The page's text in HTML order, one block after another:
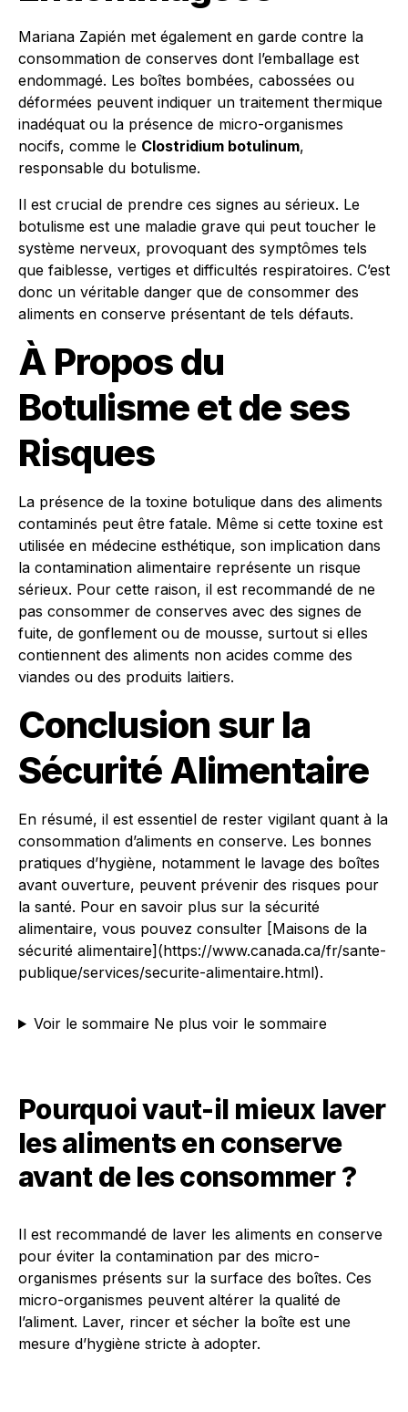
Mariana Zapién met également en garde contre la
consommation de conserves dont l’emballage est
endommagé. Les boîtes bombées, cabossées ou
déformées peuvent indiquer un traitement thermique
inadéquat ou la présence de micro-organismes
nocifs, comme le Clostridium botulinum,
responsable du botulisme.
Il est crucial de prendre ces signes au sérieux. Le
botulisme est une maladie grave qui peut toucher le
système nerveux, provoquant des symptômes tels
que faiblesse, vertiges et difficultés respiratoires. C’est
donc un véritable danger que de consommer des
aliments en conserve présentant de tels défauts.
À Propos du
Botulisme et de ses
Risques
La présence de la toxine botulique dans des aliments
contaminés peut être fatale. Même si cette toxine est
utilisée en médecine esthétique, son implication dans
la contamination alimentaire représente un risque
sérieux. Pour cette raison, il est recommandé de ne
pas consommer de conserves avec des signes de
fuite, de gonflement ou de mousse, surtout si elles
contiennent des aliments non acides comme des
viandes ou des produits laitiers.
Conclusion sur la
Sécurité Alimentaire
En résumé, il est essentiel de rester vigilant quant à la
consommation d’aliments en conserve. Les bonnes
pratiques d’hygiène, notamment le lavage des boîtes
avant ouverture, peuvent prévenir des risques pour
la santé. Pour en savoir plus sur la sécurité
alimentaire, vous pouvez consulter [Maisons de la
sécurité alimentaire](https://www.canada.ca/fr/sante-
publique/services/securite-alimentaire.html).
Voir le sommaire Ne plus voir le sommaire
Pourquoi vaut-il mieux laver
les aliments en conserve
avant de les consommer ?
Il est recommandé de laver les aliments en conserve
pour éviter la contamination par des micro-
organismes présents sur la surface des boîtes. Ces
micro-organismes peuvent altérer la qualité de
l’aliment. Laver, rincer et sécher la boîte est une
mesure d’hygiène stricte à adopter.